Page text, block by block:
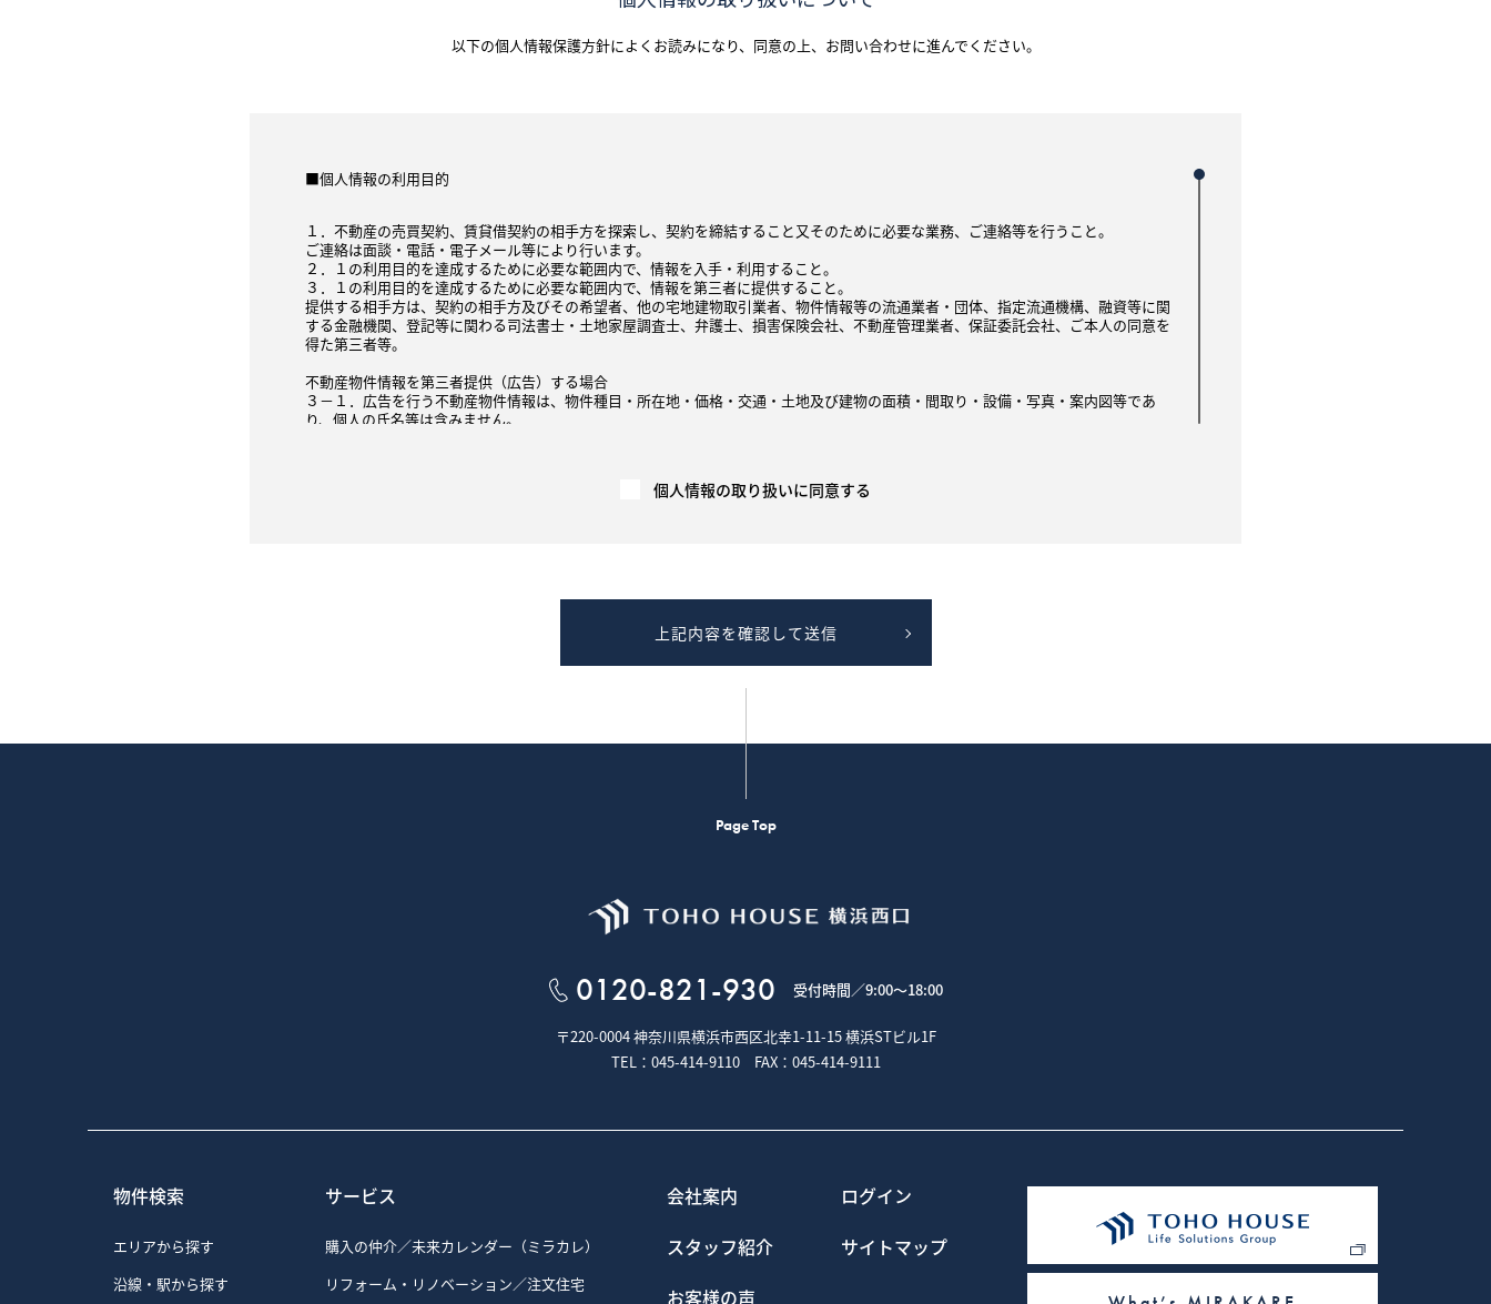
以下の個人情報保護方針によくお読みになり、 同意の上、お問い合わせに進んでください。
■個人情報の利用目的
１．不動産の売買契約、賃貸借契約の相手方を探索し、契約を締結すること又そのために必要な業務、ご連絡等を行うこと。
ご連絡は面談・電話・電子メール等により行います。
２．１の利用目的を達成するために必要な範囲内で、情報を入手・利用すること。
３．１の利用目的を達成するために必要な範囲内で、情報を第三者に提供すること。
提供する相手方は、契約の相手方及びその希望者、他の宅地建物取引業者、物件情報等の流通業者・団体、指定流通機構、融資等に関
する金融機関、登記等に関わる司法書士・土地家屋調査士、弁護士、損害保険会社、不動産管理業者、保証委託会社、ご本人の同意を
得た第三者等。
不動産物件情報を第三者提供（広告）する場合
３－１．広告を行う不動産物件情報は、物件種目・所在地・価格・交通・土地及び建物の面積・間取り・設備・写真・案内図等であ
り、個人の氏名等は含みません。
は、指定流通機構や民間の広告媒体主により集計、加工もしくは分析され、他の取引における価格査定の資料等として利用されます。
４－３．提供する成約情報の項目は、物件の概要（物件種目、所在地、価格、交通、土地および建物の面積、間取り、設備、写真、案
内図等）であり、個人の氏名等は含みません。提供は、電子データ、書面または画面上にて行います。
５．お客様ご本人の求めにより、ご本人が識別される個人情報を第三者への提供する行為を中止いたします。
義務付けられています。
本ウェブサイトでは、クッキー（Cookie）と呼ばれる技術を利用しています。
弊社では、より良いサービスをご提供するためにクッキーを使用しておりますが、お客様個人を特定する情報は一切含まれておりませ
1）お客様が認証サービスにログインされるとき、保存されているお客様の登録情報を参照し、お客様ごとにカスタマイズされたサー
ビスを提供するなど、サイトの利便性やサービスを改善するため
3）弊社のサイトの利用者数や閲覧数などのトラフィックを調査するため
4）弊社のサービスを改善するため・セキュリティー保持のため、ご利用から一定の時間が経過したお客様に対してパスワードの再入
が掲載されています。
経由して、弊社のクッキーを保存し、参照する場合があります。
お客様は、Google広告のオプトアウトページにアクセスして、GoogleによるCookieの使用を無効にできます。（または、Network
また、クッキーの利用を許可するかどうかは、お客様のブラウザで設定できます。設定は「すべてのクッキーを許可する」、「すべて
のクッキーを拒否する」、「クッキーを受信したらユーザーに通知する」などから選択できます。設定方法は、ブラウザにより異なり
個人情報の取り扱いに同意する
上記内容を確認して送信
Page Top
0120-821-930 受付時間／9:00～18:00
〒220-0004 神奈川県横浜市西区北幸1-11-15横浜STビル1F
TEL：045-414-9110 FAX：045-414-9111
物件検索
エリアから探す
沿線・駅から探す
サービス
購入の仲介／未来カレンダー（ミラカレ）
リフォーム・リノベーション／注文住宅
会社案内
スタッフ紹介
お客様の声
ログイン
サイトマップ